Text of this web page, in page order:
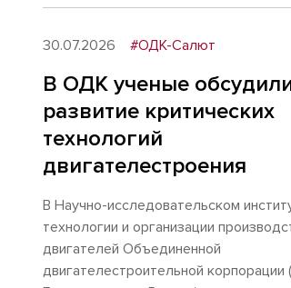
30.07.2026 #ОДК-Салют
В ОДК ученые
развитие критических
технологий
двигателестроения
В Научно-исследовательском
технологии и организации
двигателей Объединенной
двигателестроительной корпорации